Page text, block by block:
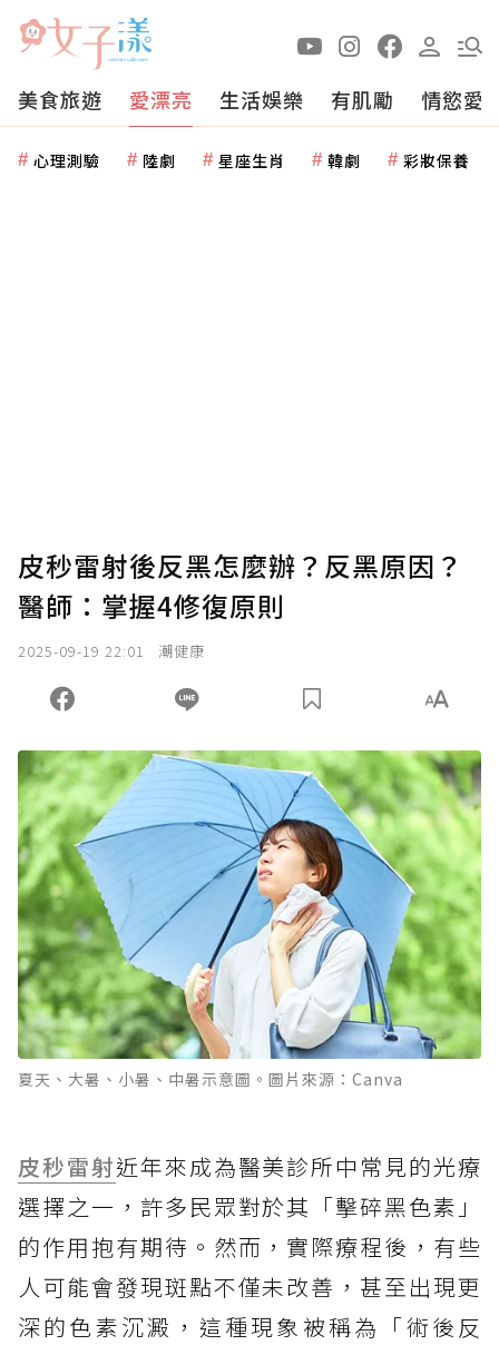
美食旅遊 愛漂亮 生活娛樂 有肌勵 情慾愛
心理測驗 陸劇 星座生肖 韓劇 彩妝保養
皮秒雷射後反黑怎麼辦？反黑原因？
醫師：掌握4修復原則
2025-09-19 22:01 潮健康
夏天、大暑、小暑、中暑示意圖。圖片來源：Canva
皮秒雷射近年來成為醫美診所中常見的光療
選擇之一，許多民眾對於其「擊碎黑色素」
的作用抱有期待。然而，實際療程後，有些
人可能會發現斑點不僅未改善，甚至出現更
深的色素沉澱，這種現象被稱為「術後反